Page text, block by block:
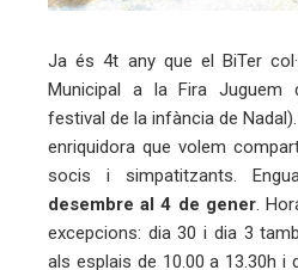
Ja és 4t any que el BiTer
Municipal a la Fira Juguem
festival de la infància de
enriquidora que volem
socis i simpatitzants.
desembre al 4 de gener.
excepcions: dia 30 i dia 3
als esplais de 10.00 a 13.30h i